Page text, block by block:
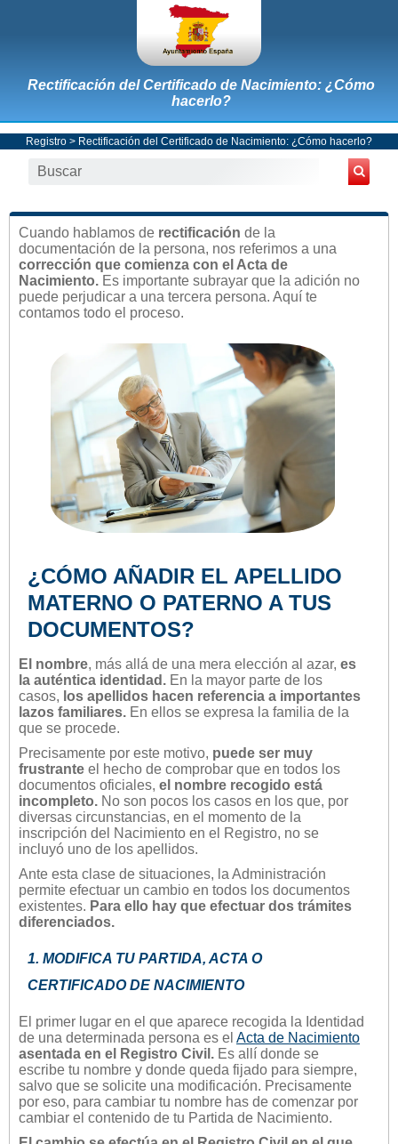
Rectificación del Certificado de Nacimiento: ¿Cómo
hacerlo?
Registro > Rectificación del Certificado de Nacimiento: ¿Cómo hacerlo?
Cuando hablamos de rectificación de la
documentación de la persona, nos referimos a una
corrección que comienza con el Acta de
Nacimiento. Es importante subrayar que la adición no
puede perjudicar a una tercera persona. Aquí te
contamos todo el proceso.
¿CÓMO AÑADIR EL APELLIDO
MATERNO O PATERNO A TUS
DOCUMENTOS?
El nombre, más allá de una mera elección al azar, es
la auténtica identidad. En la mayor parte de los
casos, los apellidos hacen referencia a importantes
lazos familiares. En ellos se expresa la familia de la
que se procede.
Precisamente por este motivo, puede ser muy
frustrante el hecho de comprobar que en todos los
documentos oficiales, el nombre recogido está
incompleto. No son pocos los casos en los que, por
diversas circunstancias, en el momento de la
inscripción del Nacimiento en el Registro, no se
incluyó uno de los apellidos.
Ante esta clase de situaciones, la Administración
permite efectuar un cambio en todos los documentos
existentes. Para ello hay que efectuar dos trámites
diferenciados.
1. MODIFICA TU PARTIDA, ACTA O
CERTIFICADO DE NACIMIENTO
El primer lugar en el que aparece recogida la Identidad
de una determinada persona es el Acta de Nacimiento
asentada en el Registro Civil. Es allí donde se
escribe tu nombre y donde queda fijado para siempre,
salvo que se solicite una modificación. Precisamente
por eso, para cambiar tu nombre has de comenzar por
cambiar el contenido de tu Partida de Nacimiento.